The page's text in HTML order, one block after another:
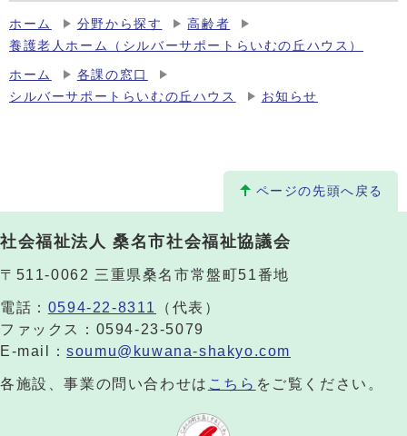
ホーム 分野から探す
高齢者
養護老人ホーム（シルバーサポートらいむの丘ハウス）
ホーム
各課の窓口
シルバーサポートらいむの丘ハウス
お知らせ
ページの先頭へ戻る
社会福祉法人 桑名市社会福祉協議会
〒511-0062 三重県桑名市常盤町51番地
電話： 0594-22-8311
（代表）
ファックス：0594-23-5079
E-mail：soumu@kuwana-shakyo.com
各施設、事業の問い合わせは こちら をご覧ください。